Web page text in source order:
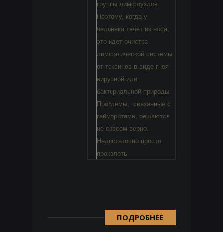
группы лимфоузлов.
Поэтому, когда у
человека течет из носа,
это идет очистка
лимфатической системы
от токсинов в виде гноя
вирусной или
бактериальной природы.
Проблемы, связанные с
гайморитами, решаются
не совсем верно.
Недостаточно просто
проколоть
ПОДРОБНЕЕ